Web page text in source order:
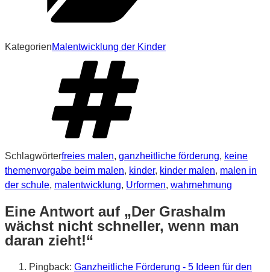
KategorienMalentwicklung der Kinder
Schlagwörterfreies malen, ganzheitliche förderung, keine
themenvorgabe beim malen, kinder, kinder malen, malen in
der schule, malentwicklung, Urformen, wahrnehmung
Eine Antwort auf „Der Grashalm
wächst nicht schneller, wenn man
daran zieht!“
Pingback: Ganzheitliche Förderung - 5 Ideen für den